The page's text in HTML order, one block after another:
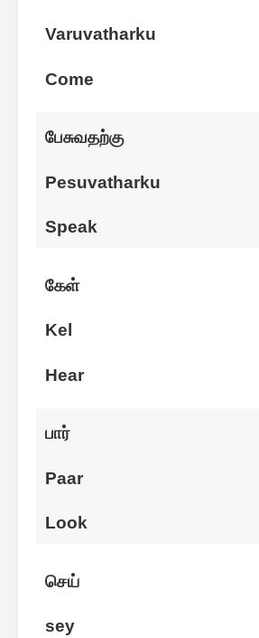
Varuvatharku
Come
பேசுவதற்கு
Pesuvatharku
Speak
கேள்
Kel
Hear
பார்
Paar
Look
செய்
sey